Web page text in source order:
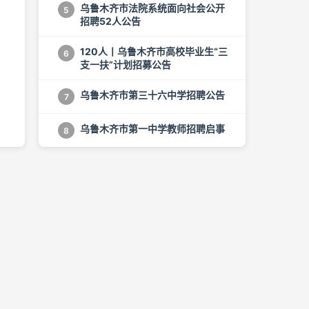
5
乌鲁木齐市法院系统面向社会公开
招聘52人公告
6
120人丨乌鲁木齐市高校毕业生“三
支一扶”计划招募公告
7 乌鲁木齐市第三十六中学招聘公告
8 乌鲁木齐市第一中学教师招聘启事